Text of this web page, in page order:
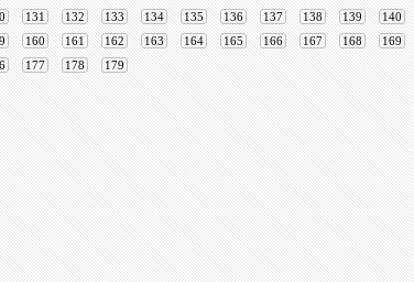
131 132 133 134 135 136 137 138 139 140
160 161 162 163 164 165 166 167 168 169
177 178 179